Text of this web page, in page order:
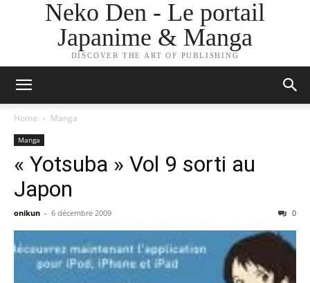
Neko Den - Le portail
Japanime & Manga
DISCOVER THE ART OF PUBLISHING
Home Manga
Manga
« Yotsuba » Vol 9 sorti au
Japon
onikun - 6 décembre 2009 0